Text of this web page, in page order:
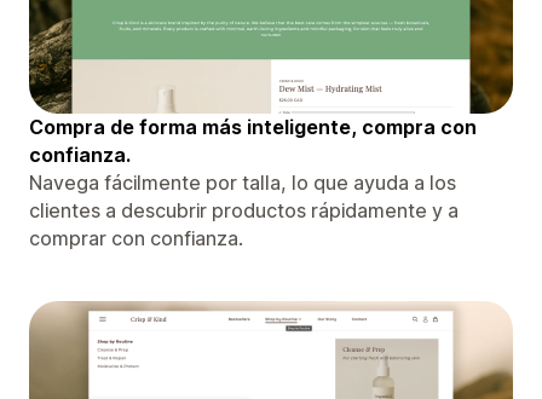
Compra de forma más inteligente, compra con
confianza.
Navega fácilmente por talla, lo que ayuda a los
clientes a descubrir productos rápidamente y a
comprar con confianza.